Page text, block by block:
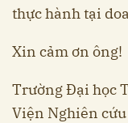
thực hành tại
Xin cảm ơn ông!
Trường Đại học
Viện Nghiên